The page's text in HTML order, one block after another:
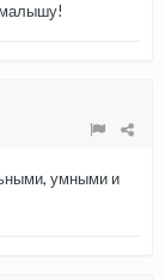
умными и